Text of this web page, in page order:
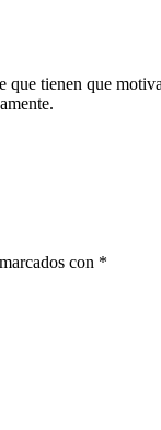
que tienen que
con *